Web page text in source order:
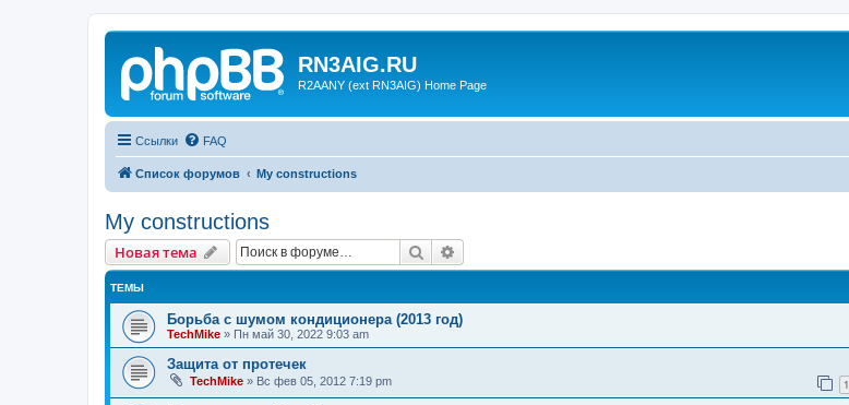
RN3AIG.RU
R2AANY (ext RN3AIG) Home Page
Ссылки FAQ
Список форумов My constructions
My constructions
Новая тема Поиск
ТЕМЫ
Борьба с шумом кондиционера (2013 год)
TechMike » Пн май 30, 2022 9:03 am
Защита от протечек
TechMike » Вс фев 05, 2012 7:19 pm 1